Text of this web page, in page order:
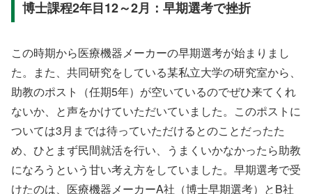
博士課程2年目12～2月：早期選考で挫折
この時期から医療機器メーカーの早期選考が始まりまし
た。また、共同研究をしている某私立大学の研究室から、
助教のポスト（任期5年）が空いているのでぜひ来てくれ
ないか、と声をかけていただいていました。このポストに
ついては3月までは待っていただけるとのことだったた
め、ひとまず民間就活を行い、うまくいかなかったら助教
になろうという甘い考え方をしていました。早期選考で受
けたのは、医療機器メーカーA社（博士早期選考）とB社